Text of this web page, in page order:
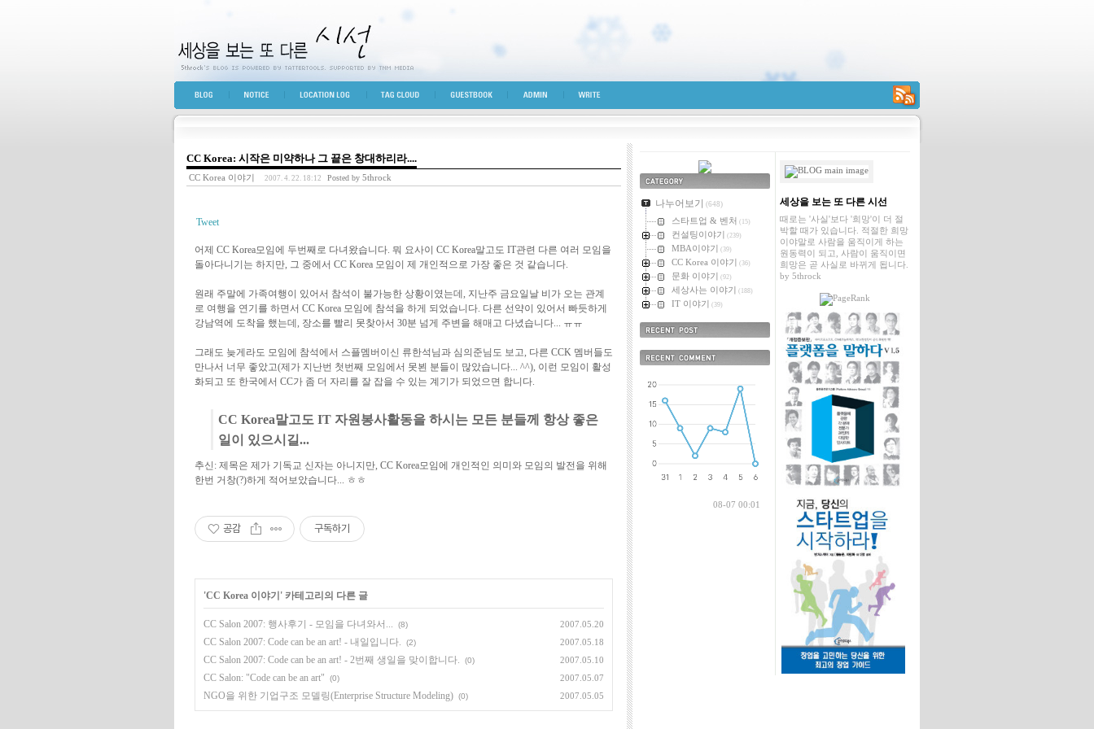
세상을 보는 또 다른 시선
BLOG TOP NOTICE LOCATION LOG TAG CLOUD GUESTBOOK ADMIN WRITE RSS
CC Korea: 시작은 미약하나 그 끝은 창대하리라....
CC Korea 이야기 2007. 4. 22. 18:12 Posted by 5throck
Tweet
어제 CC Korea모임에 두번째로 다녀왔습니다. 뭐 요사이 CC Korea말고도 IT관련 다른 여러 모임을
돌아다니기는 하지만, 그 중에서 CC Korea 모임이 제 개인적으로 가장 좋은 것 같습니다.
원래 주말에 가족여행이 있어서 참석이 불가능한 상황이였는데, 지난주 금요일날 비가 오는 관계
로 여행을 연기를 하면서 CC Korea 모임에 참석을 하게 되었습니다. 다른 선약이 있어서 빠듯하게
강남역에 도착을 했는데, 장소를 빨리 못찾아서 30분 넘게 주변을 해매고 다녔습니다... ㅠㅠ
그래도 늦게라도 모임에 참석에서 스플멤버이신 류한석님과 심의준님도 보고, 다른 CCK 멤버들도
만나서 너무 좋았고(제가 지난번 첫번째 모임에서 못뵌 분들이 많았습니다... ^^), 이런 모임이 활성
화되고 또 한국에서 CC가 좀 더 자리를 잘 잡을 수 있는 계기가 되었으면 합니다.
CC Korea말고도 IT 자원봉사활동을 하시는 모든 분들께 항상 좋은
일이 있으시길...
추신: 제목은 제가 기독교 신자는 아니지만, CC Korea모임에 개인적인 의미와 모임의 발전을 위해
한번 거창(?)하게 적어보았습니다... ㅎㅎ
공감 구독하기
'CC Korea 이야기 ' 카테고리의 다른 글
CC Salon 2007: 행사후기 - 모임을 다녀와서... (8) 2007.05.20
CC Salon 2007: Code can be an art! - 내일입니다. (2) 2007.05.18
CC Salon 2007: Code can be an art! - 2번째 생일을 맞이합니다. (0) 2007.05.10
CC Salon: "Code can be an art" (0) 2007.05.07
NGO을 위한 기업구조 모델링(Enterprise Structure Modeling) (0) 2007.05.05
카테고리
나누어보기 (648)
스타트업 & 벤처 (15)
컨설팅이야기 (239)
MBA이야기 (39)
CC Korea 이야기 (36)
문화 이야기 (92)
세상사는 이야기 (188)
IT 이야기 (39)
08-07 00:01
세상을 보는 또 다른 시선
때로는 '사실'보다 '희망'이 더 절
박할 때가 있습니다. 적절한 희망
이야말로 사람을 움직이게 하는
원동력이 되고, 사람이 움직이면
희망은 곧 사실로 바뀌게 됩니다.
by 5throck